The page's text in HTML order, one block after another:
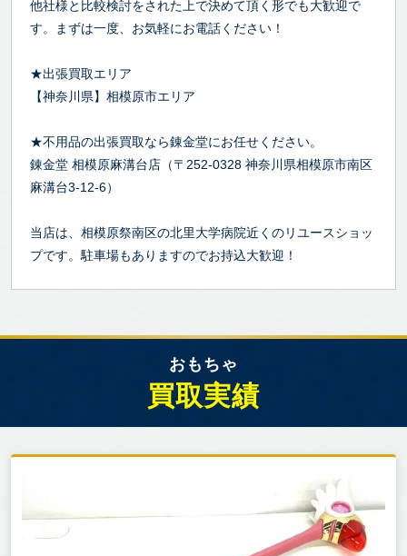
他社様と比較検討をされた上で決めて頂く形でも大歓迎で
す。まずは一度、お気軽にお電話ください！
★出張買取エリア
【神奈川県】相模原市エリア
★不用品の出張買取なら錬金堂にお任せください。
錬金堂 相模原麻溝台店（〒252-0328 神奈川県相模原市南区
麻溝台3-12-6）
当店は、相模原祭南区の北里大学病院近くのリユースショッ
プです。駐車場もありますのでお持込大歓迎！
おもちゃ
買取実績